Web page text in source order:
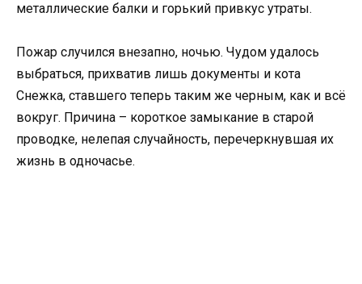
металлические балки и горький привкус утраты.
Пожар случился внезапно, ночью. Чудом удалось
выбраться, прихватив лишь документы и кота
Снежка, ставшего теперь таким же черным, как и всё
вокруг. Причина – короткое замыкание в старой
проводке, нелепая случайность, перечеркнувшая их
жизнь в одночасье.